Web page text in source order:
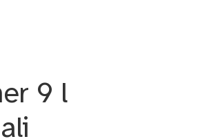
ja mittatilausratkaisut
9 l